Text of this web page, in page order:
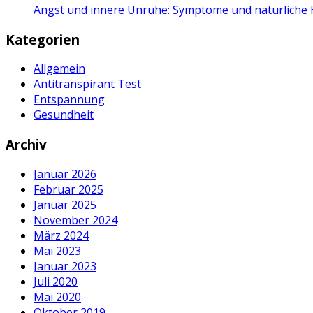
Angst und innere Unruhe: Symptome und natürliche
Kategorien
Allgemein
Antitranspirant Test
Entspannung
Gesundheit
Archiv
Januar 2026
Februar 2025
Januar 2025
November 2024
März 2024
Mai 2023
Januar 2023
Juli 2020
Mai 2020